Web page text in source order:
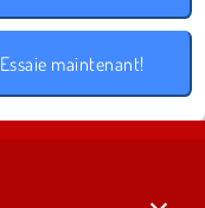
Essaie maintenant!